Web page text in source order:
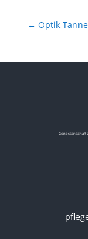
← Optik
Genossenschaft